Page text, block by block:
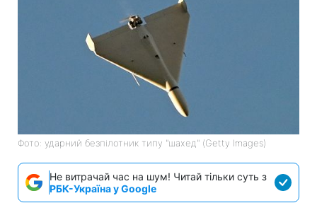
Фото: ударний безпілотник типу "шахед" (Getty Images)
Не витрачай час на шум! Читай тільки суть з
РБК-Україна у Google